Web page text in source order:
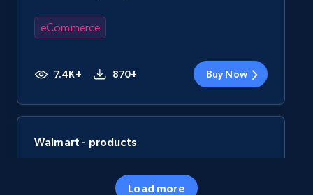
eCommerce
7.4K+ 870+ Buy Now
Walmart - products
Specifications, Image urls, Top reviews, and
Load more